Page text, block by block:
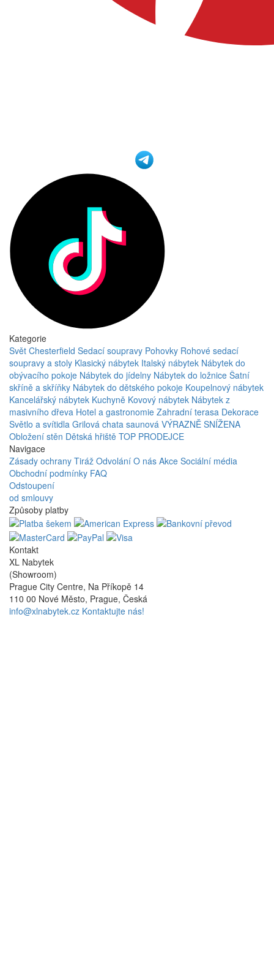
Kategorie
Svět Chesterfield Sedací soupravy Pohovky Rohové sedací
soupravy a stoly Klasický nábytek Italský nábytek Nábytek do
obývacího pokoje Nábytek do jídelny Nábytek do ložnice Šatní
skříně a skříňky Nábytek do dětského pokoje Koupelnový nábytek
Kancelářský nábytek Kuchyně Kovový nábytek Nábytek z
masivního dřeva Hotel a gastronomie Zahradní terasa Dekorace
Světlo a svítidla Grilová chata saunová VÝRAZNĚ SNÍŽENA
Obložení stěn Dětská hřiště TOP PRODEJCE
Navigace
Zásady ochrany Tiráž Odvolání O nás Akce Sociální média
Obchodní podmínky FAQ
Odstoupení
od smlouvy
Způsoby platby
Kontakt
XL Nabytek
(Showroom)
Prague City Centre, Na Příkopě 14
110 00 Nové Město, Prague, Česká
info@xlnabytek.cz Kontaktujte nás!